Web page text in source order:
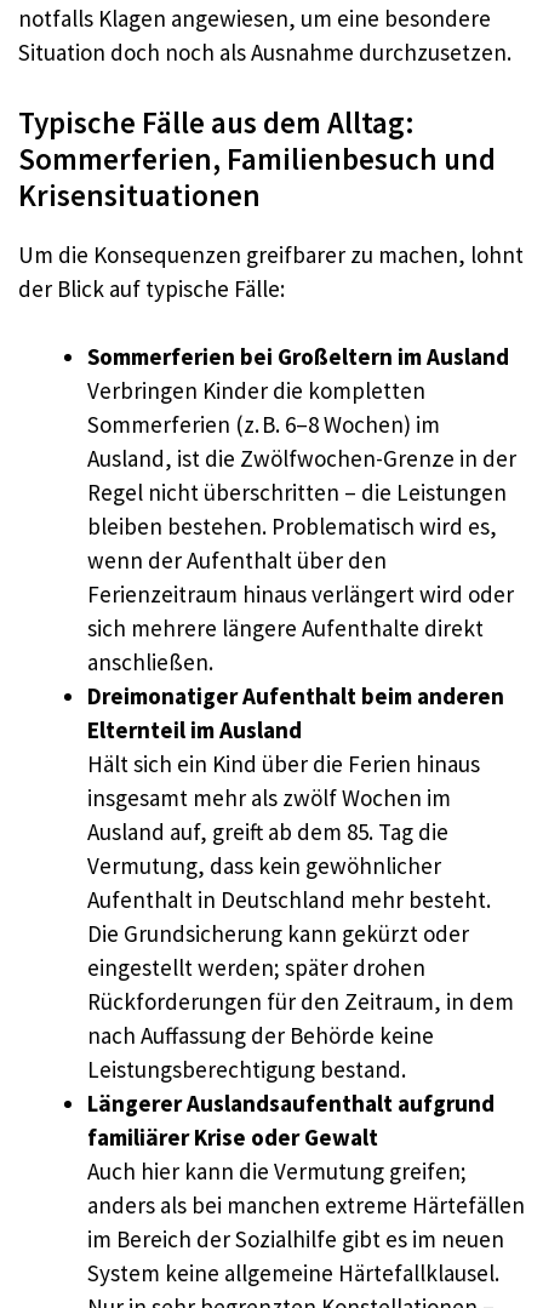
notfalls Klagen angewiesen, um eine besondere
Situation doch noch als Ausnahme durchzusetzen.
Typische Fälle aus dem Alltag:
Sommerferien, Familienbesuch und
Krisensituationen
Um die Konsequenzen greifbarer zu machen, lohnt
der Blick auf typische Fälle:
Sommerferien bei Großeltern im Ausland
Verbringen Kinder die kompletten
Sommerferien (z. B. 6–8 Wochen) im
Ausland, ist die Zwölfwochen-Grenze in der
Regel nicht überschritten – die Leistungen
bleiben bestehen. Problematisch wird es,
wenn der Aufenthalt über den
Ferienzeitraum hinaus verlängert wird oder
sich mehrere längere Aufenthalte direkt
anschließen.
Dreimonatiger Aufenthalt beim anderen
Elternteil im Ausland
Hält sich ein Kind über die Ferien hinaus
insgesamt mehr als zwölf Wochen im
Ausland auf, greift ab dem 85. Tag die
Vermutung, dass kein gewöhnlicher
Aufenthalt in Deutschland mehr besteht.
Die Grundsicherung kann gekürzt oder
eingestellt werden; später drohen
Rückforderungen für den Zeitraum, in dem
nach Auffassung der Behörde keine
Leistungsberechtigung bestand.
Längerer Auslandsaufenthalt aufgrund
familiärer Krise oder Gewalt
Auch hier kann die Vermutung greifen;
anders als bei manchen extreme Härtefällen
im Bereich der Sozialhilfe gibt es im neuen
System keine allgemeine Härtefallklausel.